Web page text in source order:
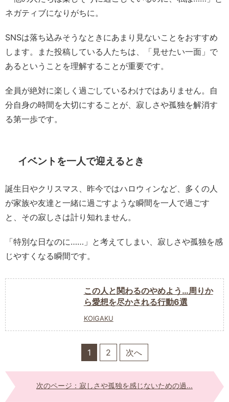
ネガティブになりがちに。
SNSは落ち込みそうなときにあまり見ないことをおすすめ
します。また投稿している人たちは、「見せたい一面」で
あるということを理解することが重要です。
全員が絶対に楽しく過ごしているわけではありません。自
分自身の時間を大切にすることが、寂しさや孤独を解消す
る第一歩です。
イベントを一人で迎えるとき
誕生日やクリスマス、昨今ではハロウィンなど、多くの人
が家族や友達と一緒に過ごすような瞬間を一人で過ごす
と、その寂しさは計り知れません。
「特別な日なのに……」と考えてしまい、寂しさや孤独を感
じやすくなる瞬間です。
この人と関わるのやめよう…周りか
ら愛想を尽かされる行動6選
KOIGAKU
1 2 次へ
次のページ：寂しさや孤独を感じないための過...